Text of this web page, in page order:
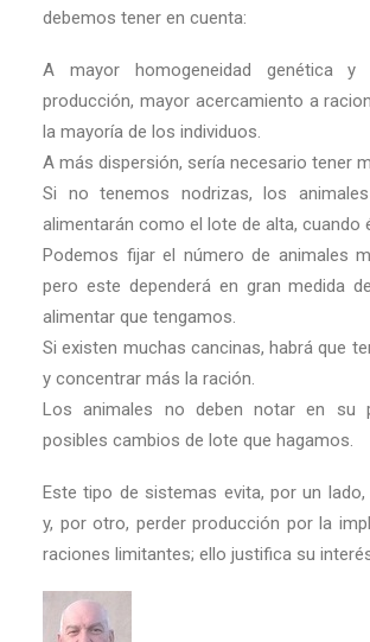
debemos tener en cuenta:
A mayor homogeneidad genética
producción, mayor acercamiento a
la mayoría de los individuos.
A más dispersión, sería necesario tener
Si no tenemos nodrizas, los
alimentarán como el lote de alta, cuando
Podemos fijar el número de animales
pero este dependerá en gran medida
alimentar que tengamos.
Si existen muchas cancinas, habrá que
y concentrar más la ración.
Los animales no deben notar en su
posibles cambios de lote que hagamos.
Este tipo de sistemas evita, por un lado,
y, por otro, perder producción por la
raciones limitantes; ello justifica su